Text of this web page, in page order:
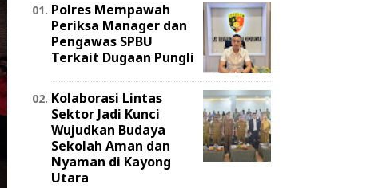
Polres Mempawah
Periksa Manager dan
Pengawas SPBU
Terkait Dugaan Pungli
Kolaborasi Lintas
Sektor Jadi Kunci
Wujudkan Budaya
Sekolah Aman dan
Nyaman di Kayong
Utara